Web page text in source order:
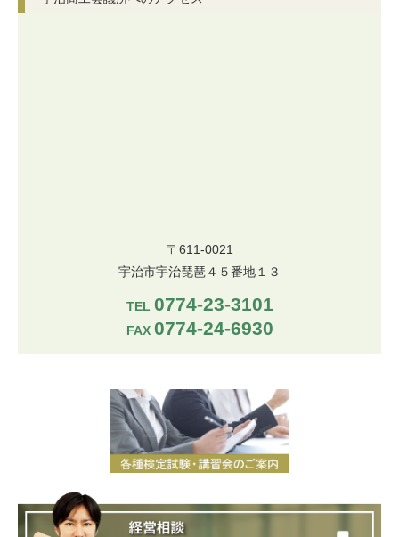
〒611-0021
宇治市宇治琵琶４５番地１３
TEL 0774-23-3101
FAX 0774-24-6930